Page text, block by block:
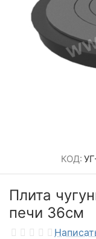
КОД:
Плита
печи 36см